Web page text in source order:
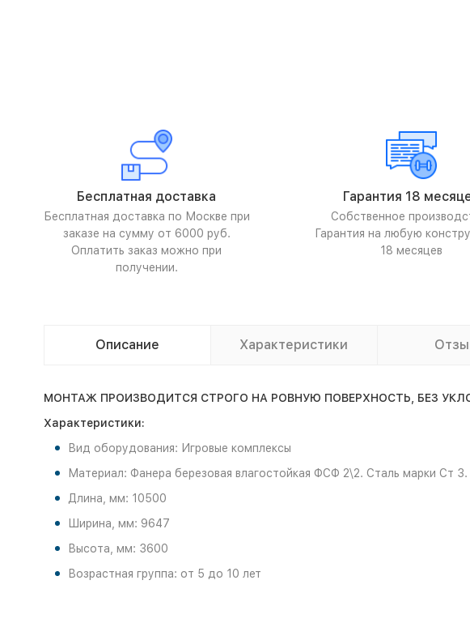
Бесплатная доставка
Бесплатная доставка по Москве при
заказе на сумму от 6000 руб.
Оплатить заказ можно при
получении.
Гарантия 18
Собственное
Гарантия на любую
18 месяцев
Описание Характеристики
МОНТАЖ ПРОИЗВОДИТСЯ СТРОГО НА РОВНУЮ ПОВЕРХНОСТЬ, БЕЗ
Характеристики:
Вид оборудования: Игровые комплексы
Материал: Фанера березовая влагостойкая ФСФ 2\2. Сталь марки Ст
Длина, мм: 10500
Ширина, мм: 9647
Высота, мм: 3600
Возрастная группа: от 5 до 10 лет